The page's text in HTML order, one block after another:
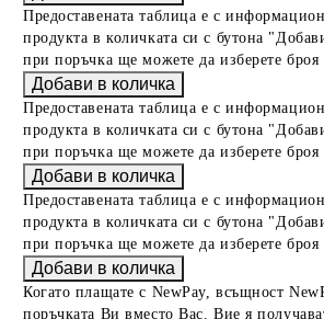
Предоставената таблица е с
продукта в количката си с бутона
при поръчка ще можете да изберете броя
Предоставената таблица е с
продукта в количката си с бутона
при поръчка ще можете да изберете броя
Предоставената таблица е с
продукта в количката си с бутона
при поръчка ще можете да изберете броя
Когато плащате с NewPay, всъщност
поръчката Ви вместо Вас. Вие я